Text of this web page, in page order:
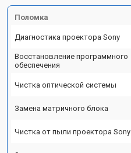
Поломка
Диагностика проектора Sony
Восстановление программного
обеспечения
Чистка оптической системы
Замена матричного блока
Чистка от пыли проектора Sony